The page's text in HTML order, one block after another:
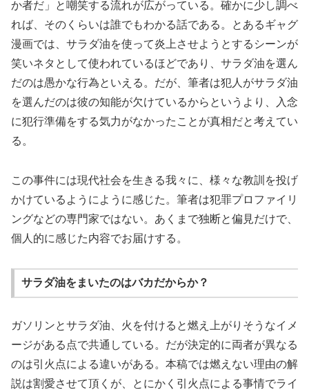
か者だ」と嘲笑する流れが広がっている。確かに少し調べ
れば、そのくらいは誰でもわかる話である。とあるギャグ
漫画では、サラダ油を使って炎上させようとするシーンが
笑いネタとして使われているほどであり、サラダ油を選ん
だのは愚かな行為といえる。だが、筆者は犯人がサラダ油
を選んだのは彼の知能が欠けているからというより、入念
に犯行準備をする気力がなかったことが真相だと考えてい
る。
この事件には現代社会を生きる我々に、様々な教訓を投げ
かけているようにように感じた。筆者は犯罪プロファイリ
ングなどの専門家ではない。あくまで独断と偏見だけで、
個人的に感じた内容でお届けする。
サラダ油をまいたのはバカだからか？
ガソリンとサラダ油、火を付けると燃え上がりそうなイメ
ージがある点で共通している。だが決定的に両者が異なる
のは引火点による違いがある。本稿では燃えない理由の解
説は割愛させて頂くが、とにかく引火点による事情でライ